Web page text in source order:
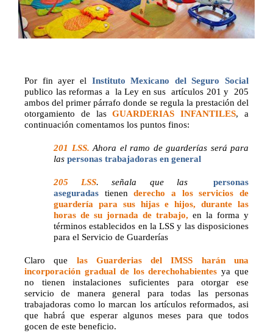
Por fin ayer el Instituto Mexicano del Seguro Social
publico las reformas a la Ley en sus artículos 201 y 205
ambos del primer párrafo donde se regula la prestación del
otorgamiento de lasGUARDERIAS INFANTILES, a
continuación comentamos los puntos finos:
201 LSS. Ahora el ramo de guarderías será para
las personas trabajadoras en general
205 LSS. señala que las
personas
aseguradas
tienenderecho a los servicios de
guardería para sus hijas e hijos, durante las
horas de su jornada de trabajo, en la forma y
términos establecidos en la LSS y las disposiciones
para el Servicio de Guarderías
Claro que las Guarderias del IMSS harán una
incorporación gradual de los derechohabientes ya que
no tienen instalaciones suficientes para otorgar ese
servicio de manera general para todas las personas
trabajadoras como lo marcan los artículos reformados, asi
que habrá que esperar algunos meses para que todos
gocen de este beneficio.